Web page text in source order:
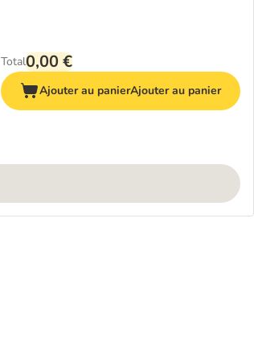
Total0,00 €
Ajouter au panierAjouter au panier